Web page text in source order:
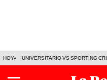
HOY UNIVERSITARIO VS SPORTING